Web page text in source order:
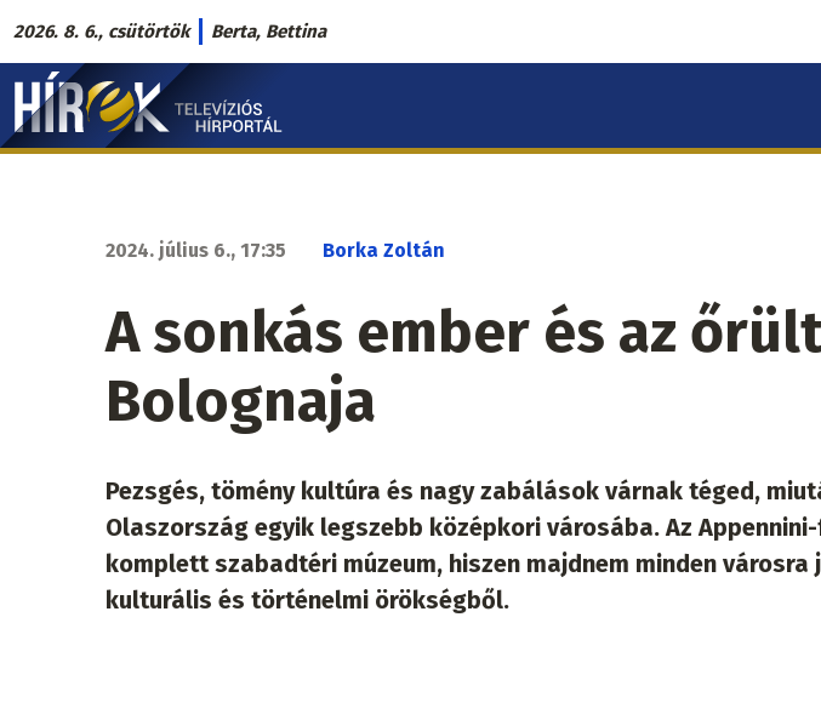
Ugrás
a
tartalomra
2026. 8. 6., csütörtök Berta, Bettina
Hírek.sk
fő
2024. július 6., 17:35 Borka Zoltán
A sonkás ember és az
Bolognaja
Pezsgés, tömény kultúra és nagy zabálások várnak téged,
Olaszország egyik legszebb középkori városába. Az
komplett szabadtéri múzeum, hiszen majdnem minden
kulturális és történelmi örökségből.